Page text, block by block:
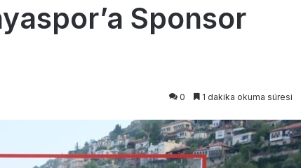
Sponsor
0 1 dakika okuma süresi